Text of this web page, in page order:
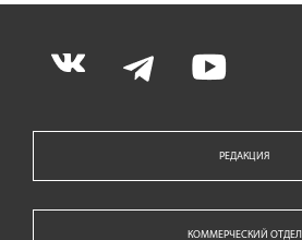
РЕДАКЦИЯ
КОММЕРЧЕСКИЙ ОТДЕЛ